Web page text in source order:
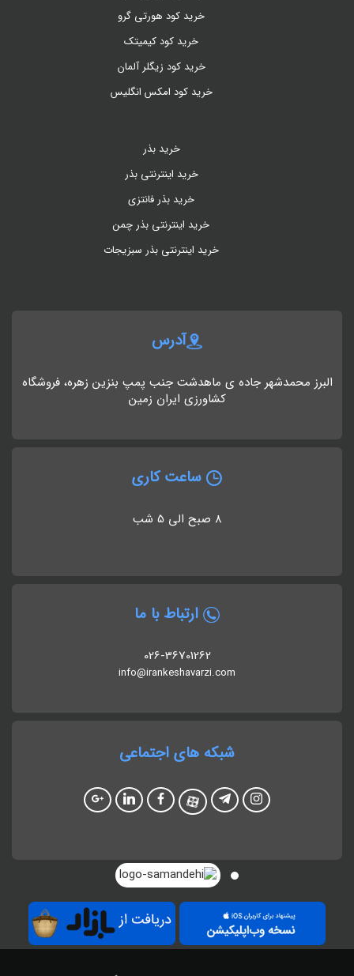
خرید کود هورتی گرو
خرید کود کیمیتک
خرید کود زیگلر آلمان
خرید کود امکس انگلیس
خرید بذر
خرید اینترنتی بذر
خرید بذر فانتزی
خرید اینترنتی بذر چمن
خرید اینترنتی بذر سبزیجات
آدرس
البرز محمدشهر جاده ی ماهدشت جنب پمپ بنزین زهره، فروشگاه
کشاورزی ایران زمین
ساعت کاری
8 صبح الی 5 شب
ارتباط با ما
026-36701262
info@irankeshavarzi.com
شبکه های اجتماعی